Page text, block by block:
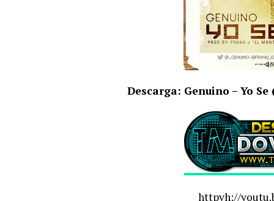
Descarga: Genuino – Yo
httpvh://